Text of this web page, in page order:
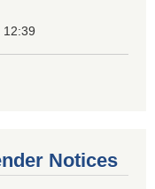
12:39
Notices